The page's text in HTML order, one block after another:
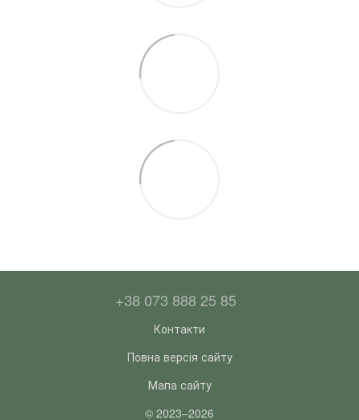
+38 073 888 25 85
Контакти
Повна версія сайту
Мапа сайту
© 2023–2026